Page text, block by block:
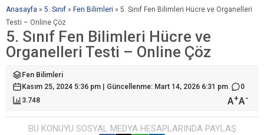
Anasayfa » 5. Sınıf » Fen Bilimleri » 5. Sınıf Fen Bilimleri Hücre ve Organelleri
Testi – Online Çöz
5. Sınıf Fen Bilimleri Hücre ve
Organelleri Testi – Online Çöz
Fen Bilimleri
Kasım 25, 2024 5:36 pm | Güncellenme: Mart 14, 2026 6:31 pm
0
3.748
A+A-
BU KONUYU SOSYAL MEDYA HESAPLARINDA PAYLAŞ